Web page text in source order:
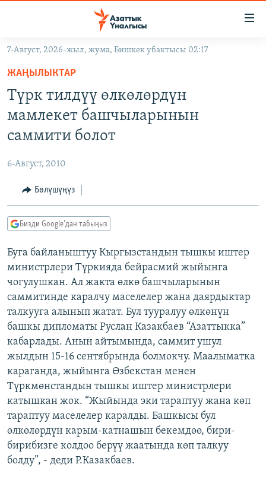
Навигацияга
өтүңүз
Издөөгө
салыңызКЫРГЫЗСТАН
МАДАНИЯТ
ДҮЙНӨ
ТВ ПРОГРАММАЛАР
БҮГҮН АЗАТТЫКТА
ДАНИСТЕ
ЭЖЕ-СИҢДИЛЕР
АЗАТТЫК+
ЫҢГАЙСЫЗ СУРООЛОР
ПОДКАСТ
Русский
ОНЛАЙН ШЕРИНЕ
ЭЕ/АРнун бардык сайттары
7-Август, 2026-жыл, жума, Бишкек убактысы 02:17
ЖАҢЫЛЫКТАР
Түрк тилдүү өлкөлөрдүн
мамлекет башчыларынын
саммити болот
6-Август, 2010
Бөлүшүңүз
Бизди Google'дан табыңыз
Буга байланыштуу Кыргызстандын тышкы иштер
министрлери Түркияда бейрасмий жыйынга
чогулушкан. Ал жакта өлкө башчыларынын
саммитинде каралчу маселелер жана даярдыктар
талкууга алынып жатат. Бул тууралуу өлкөнүн
башкы дипломаты Руслан Казакбаев “Азаттыкка”
кабарлады. Анын айтымында, саммит ушул
жылдын 15-16 сентябрында болмокчу. Маалыматка
караганда, жыйынга Өзбекстан менен
Түркмөнстандын тышкы иштер министрлери
катышкан жок. “Жыйында эки тараптуу жана көп
тараптуу маселелер каралды. Башкысы бул
өлкөлөрдүн карым-катнашын бекемдөө, бири-
бирибизге колдоо берүү жаатында көп талкуу
болду”, - деди Р.Казакбаев.